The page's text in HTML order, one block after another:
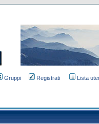
Gruppi Registrati Lista